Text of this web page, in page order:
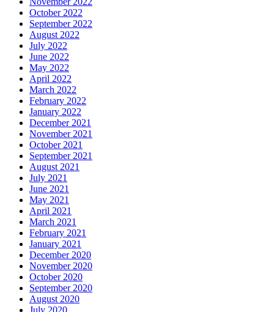
October 2022
September 2022
August 2022
July 2022
June 2022
May 2022
April 2022
March 2022
February 2022
January 2022
December 2021
November 2021
October 2021
September 2021
August 2021
July 2021
June 2021
May 2021
April 2021
March 2021
February 2021
January 2021
December 2020
November 2020
October 2020
September 2020
August 2020
July 2020